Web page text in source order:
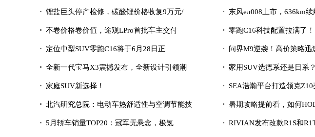
锂盐巨头停产检修，碳酸锂价格收复9万元/ 东风eπ008上市，636km续
不卷价格卷价值，途观LPro首批车主交付 零跑C16科技配置拉满了！
定位中型SUV零跑C16将于6月28日正 问界M9逆袭！高价策略迅
全新一代宝马X3震撼发布，全新设计引领潮 家用SUV选德系还是日系
家庭SUV新选择！ SEA浩瀚平台打造领克
北汽研究总院：电动车热舒适性与空调节能技 暑期攻略提前看，如何
5月轿车销量TOP20：冠军无悬念，极氪 RIVIAN发布改款R1S和